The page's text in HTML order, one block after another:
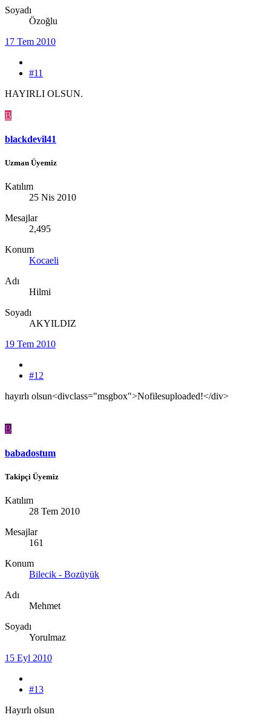
Soyadı
Özoğlu
17 Tem 2010
#11
HAYIRLI OLSUN.
B
blackdevil41
Uzman Üyemiz
Katılım
25 Nis 2010
Mesajlar
2,495
Konum
Kocaeli
Adı
Hilmi
Soyadı
AKYILDIZ
19 Tem 2010
#12
hayırlı olsun<divclass="msgbox">Nofilesuploaded!</div>
B
babadostum
Takipçi Üyemiz
Katılım
28 Tem 2010
Mesajlar
161
Konum
Bilecik - Bozüyük
Adı
Mehmet
Soyadı
Yorulmaz
15 Eyl 2010
#13
Hayırlı olsun